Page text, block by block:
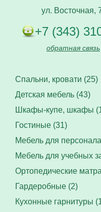
ул. Восточная,
+7 (343)
обратная связь
Спальни, кровати (25)
Детская мебель (43)
Шкафы-купе, шкафы
Гостиные (31)
Мебель для
Мебель для учебных
Ортопедические
Гардеробные (2)
Кухонные гарнитуры